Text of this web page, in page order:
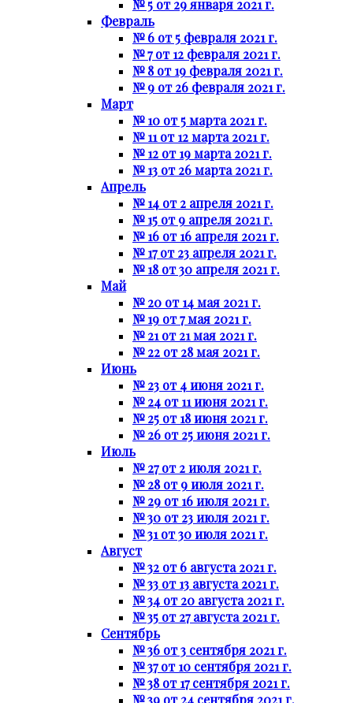
№ 5 от 29 января 2021 г.
Февраль
№ 6 от 5 февраля 2021 г.
№ 7 от 12 февраля 2021 г.
№ 8 от 19 февраля 2021 г.
№ 9 от 26 февраля 2021 г.
Март
№ 10 от 5 марта 2021 г.
№ 11 от 12 марта 2021 г.
№ 12 от 19 марта 2021 г.
№ 13 от 26 марта 2021 г.
Апрель
№ 14 от 2 апреля 2021 г.
№ 15 от 9 апреля 2021 г.
№ 16 от 16 апреля 2021 г.
№ 17 от 23 апреля 2021 г.
№ 18 от 30 апреля 2021 г.
Май
№ 20 от 14 мая 2021 г.
№ 19 от 7 мая 2021 г.
№ 21 от 21 мая 2021 г.
№ 22 от 28 мая 2021 г.
Июнь
№ 23 от 4 июня 2021 г.
№ 24 от 11 июня 2021 г.
№ 25 от 18 июня 2021 г.
№ 26 от 25 июня 2021 г.
Июль
№ 27 от 2 июля 2021 г.
№ 28 от 9 июля 2021 г.
№ 29 от 16 июля 2021 г.
№ 30 от 23 июля 2021 г.
№ 31 от 30 июля 2021 г.
Август
№ 32 от 6 августа 2021 г.
№ 33 от 13 августа 2021 г.
№ 34 от 20 августа 2021 г.
№ 35 от 27 августа 2021 г.
Сентябрь
№ 36 от 3 сентября 2021 г.
№ 37 от 10 сентября 2021 г.
№ 38 от 17 сентября 2021 г.
№ 39 от 24 сентября 2021 г.